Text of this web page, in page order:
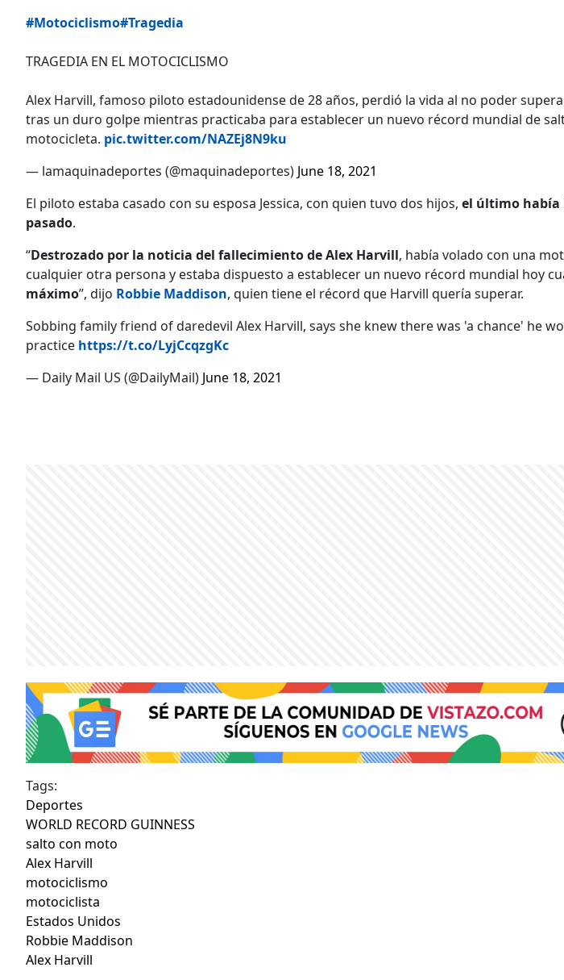
#Motociclismo#Tragedia
TRAGEDIA EN EL MOTOCICLISMO
Alex Harvill, famoso piloto estadounidense de 28 años, perdió la vida al no poder
tras un duro golpe mientras practicaba para establecer un nuevo récord mundial de
motocicleta. pic.twitter.com/NAZEj8N9ku
— lamaquinadeportes (@maquinadeportes) June 18, 2021
El piloto estaba casado con su esposa Jessica, con quien tuvo dos hijos, el último había
pasado.
“Destrozado por la noticia del fallecimiento de Alex Harvill, había volado con una
cualquier otra persona y estaba dispuesto a establecer un nuevo récord mundial hoy
máximo”, dijo Robbie Maddison, quien tiene el récord que Harvill quería superar.
Sobbing family friend of daredevil Alex Harvill, says she knew there was 'a chance' he
practice https://t.co/LyjCcqzgKc
— Daily Mail US (@DailyMail) June 18, 2021
Tags:
Deportes
WORLD RECORD GUINNESS
salto con moto
Alex Harvill
motociclismo
motociclista
Estados Unidos
Robbie Maddison
Alex Harvill